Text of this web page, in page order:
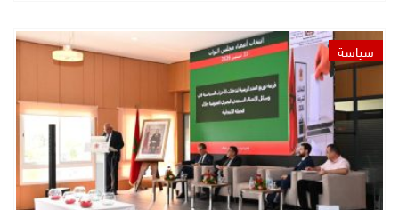
سياسة